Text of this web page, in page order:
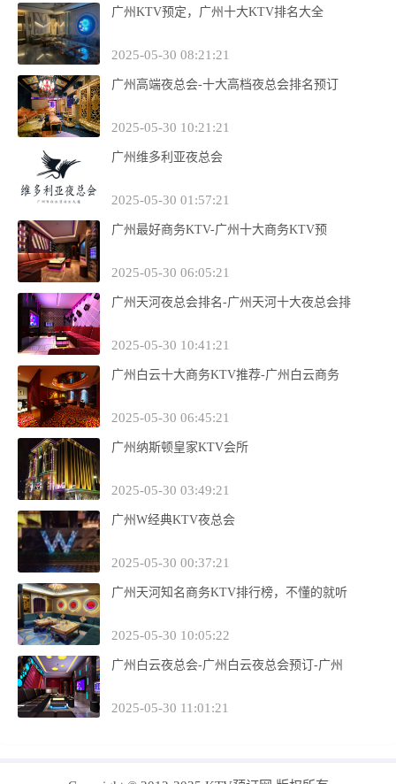
广州KTV预定，广州十大KTV排名大全
2025-05-30 08:21:21
广州高端夜总会-十大高档夜总会排名预订
2025-05-30 10:21:21
广州维多利亚夜总会
2025-05-30 01:57:21
广州最好商务KTV-广州十大商务KTV预
2025-05-30 06:05:21
广州天河夜总会排名-广州天河十大夜总会排
2025-05-30 10:41:21
广州白云十大商务KTV推荐-广州白云商务
2025-05-30 06:45:21
广州纳斯顿皇家KTV会所
2025-05-30 03:49:21
广州W经典KTV夜总会
2025-05-30 00:37:21
广州天河知名商务KTV排行榜，不懂的就听
2025-05-30 10:05:22
广州白云夜总会-广州白云夜总会预订-广州
2025-05-30 11:01:21